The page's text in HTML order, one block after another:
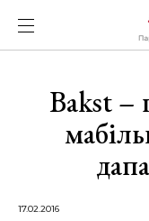
Bakst –
17.02.2016